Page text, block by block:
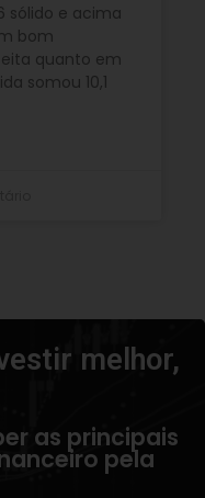
sólido e acima
bom
quanto em
somou 10,1
melhor,
as principais
pela